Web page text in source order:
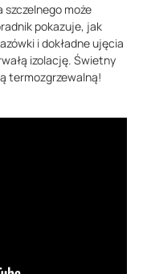
może
pokazuje, jak
i dokładne ujęcia
izolację. Świetny
termozgrzewalną!